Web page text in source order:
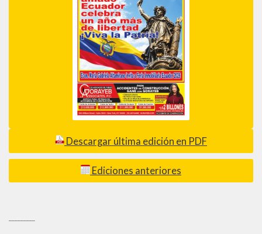
Descargar última edición en PDF
Ediciones anteriores